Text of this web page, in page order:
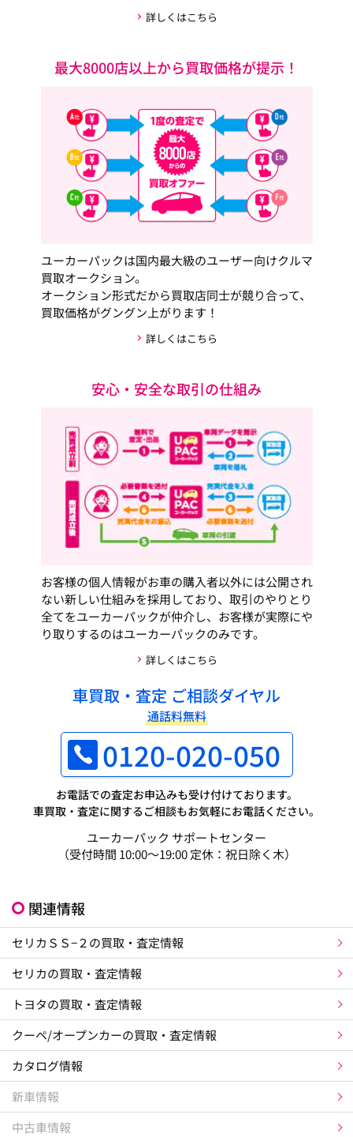
詳しくはこちら
最大8000店以上から買取価格が提示！
ユーカーパックは国内最大級のユーザー向けクルマ
買取オークション。
オークション形式だから買取店同士が競り合って、
買取価格がグングン上がります！
詳しくはこちら
安心・安全な取引の仕組み
お客様の個人情報がお車の購入者以外には公開され
ない新しい仕組みを採用しており、取引のやりとり
全てをユーカーパックが仲介し、お客様が実際にや
り取りするのはユーカーパックのみです。
詳しくはこちら
車買取・査定 ご相談ダイヤル
通話料無料
0120-020-050
お電話での査定お申込みも受け付けております。
車買取・査定に関するご相談もお気軽にお電話ください。
ユーカーパック サポートセンター
（受付時間 10:00～19:00 定休：祝日除く木）
関連情報
セリカＳＳ−２の買取・査定情報
セリカの買取・査定情報
トヨタの買取・査定情報
クーペ/オープンカーの買取・査定情報
カタログ情報
新車情報
中古車情報